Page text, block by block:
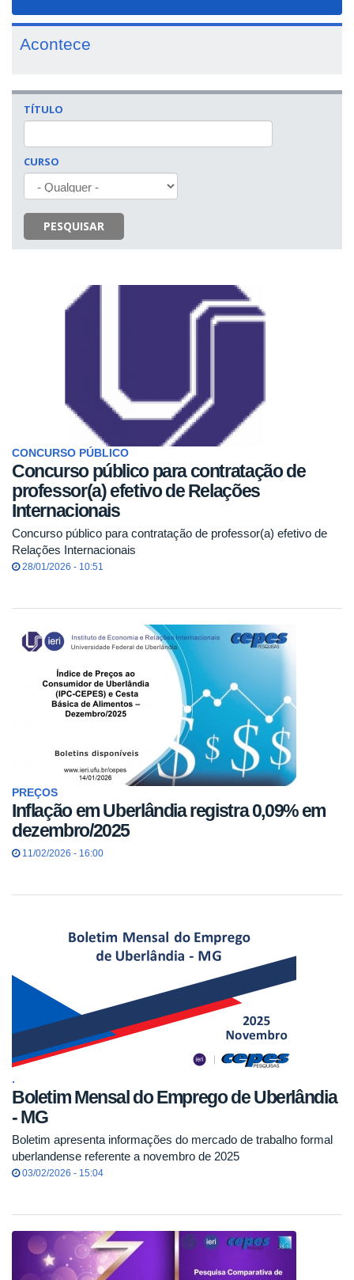
Acontece
TÍTULO
CURSO
PESQUISAR
CONCURSO PÚBLICO
Concurso público para contratação de
professor(a) efetivo de Relações
Internacionais
Concurso público para contratação de professor(a) efetivo de
Relações Internacionais
28/01/2026 - 10:51
PREÇOS
Inflação em Uberlândia registra 0,09% em
dezembro/2025
11/02/2026 - 16:00
.
Boletim Mensal do Emprego de Uberlândia
- MG
Boletim apresenta informações do mercado de trabalho formal
uberlandense referente a novembro de 2025
03/02/2026 - 15:04